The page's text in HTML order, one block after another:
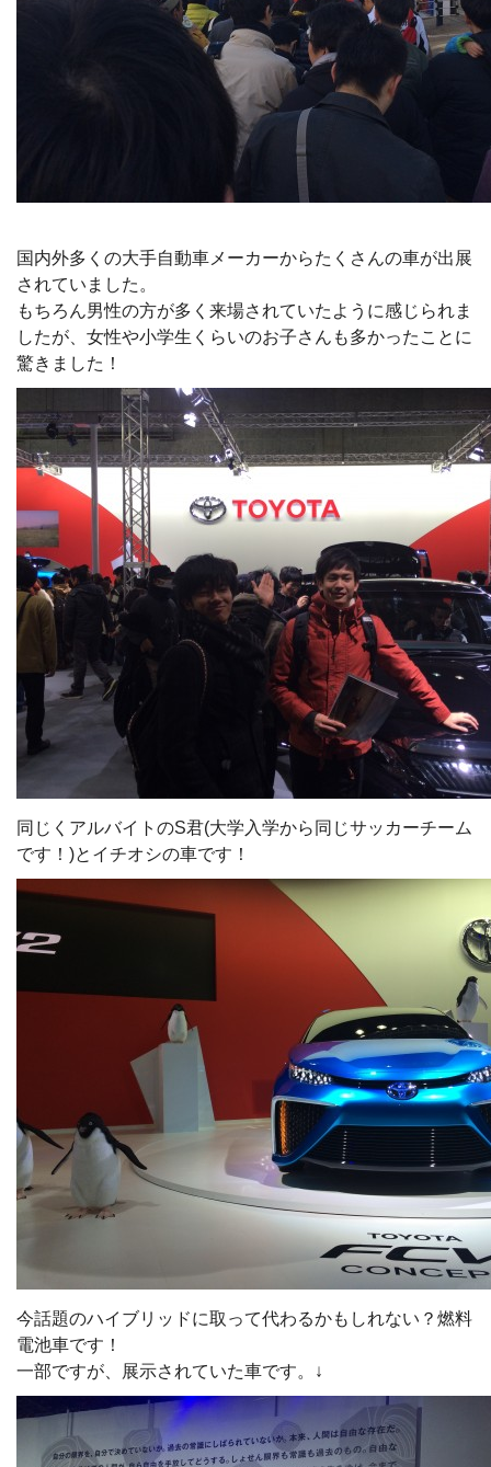
国内外多くの大手自動車メーカーからたくさんの車が出展
されていました。
もちろん男性の方が多く来場されていたように感じられま
したが、女性や小学生くらいのお子さんも多かったことに
驚きました！
同じくアルバイトのS君(大学入学から同じサッカーチーム
です！)とイチオシの車です！
今話題のハイブリッドに取って代わるかもしれない？燃料
電池車です！
一部ですが、展示されていた車です。↓